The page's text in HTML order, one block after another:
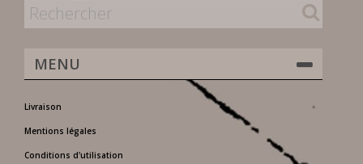
MENU
Livraison
Mentions légales
Conditions d'utilisation